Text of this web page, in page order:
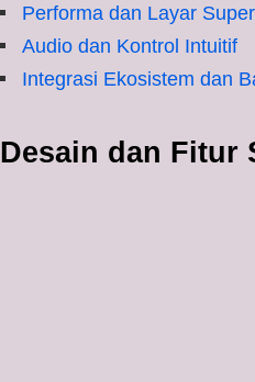
Performa dan Layar
Audio dan Kontrol Intuitif
Integrasi Ekosistem dan
Desain dan Fitur